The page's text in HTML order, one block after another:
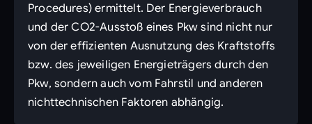
Procedures) ermittelt. Der Energieverbrauch
und der CO2-Ausstoß eines Pkw sind nicht nur
von der effizienten Ausnutzung des Kraftstoffs
bzw. des jeweiligen Energieträgers durch den
Pkw, sondern auch vom Fahrstil und anderen
nichttechnischen Faktoren abhängig.